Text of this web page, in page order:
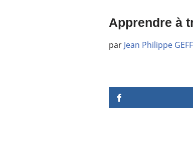
Apprendre à
par Jean Philippe